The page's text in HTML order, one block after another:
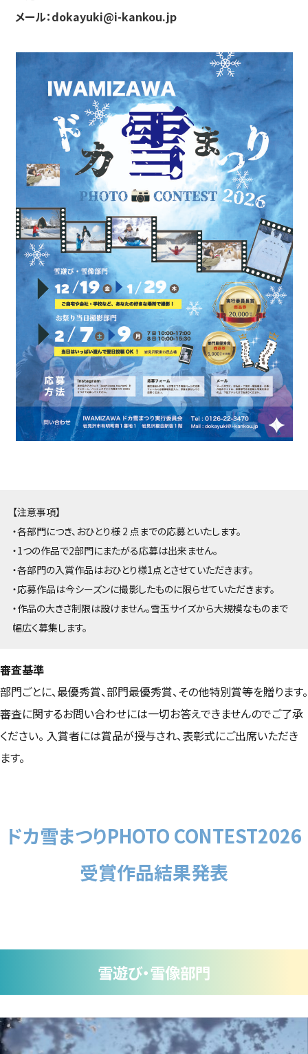
メール：dokayuki@i-kankou.jp
【注意事項】
・各部門につき、おひとり様 2 点までの応募といたします。
・1つの作品で2部門にまたがる応募は出来ません。
・各部門の入賞作品はおひとり様1点とさせていただきます。
・応募作品は今シーズンに撮影したものに限らせていただきます。
・作品の大きさ制限は設けません。雪玉サイズから大規模なものまで
幅広く募集します。
審査基準
部門ごとに、最優秀賞、部門最優秀賞、その他特別賞等を贈ります。
審査に関するお問い合わせには一切お答えできませんのでご了承
ください。 入賞者には賞品が授与され、表彰式にご出席いただき
ます。
ドカ雪まつりPHOTO CONTEST2026
受賞作品結果発表
雪遊び・雪像部門